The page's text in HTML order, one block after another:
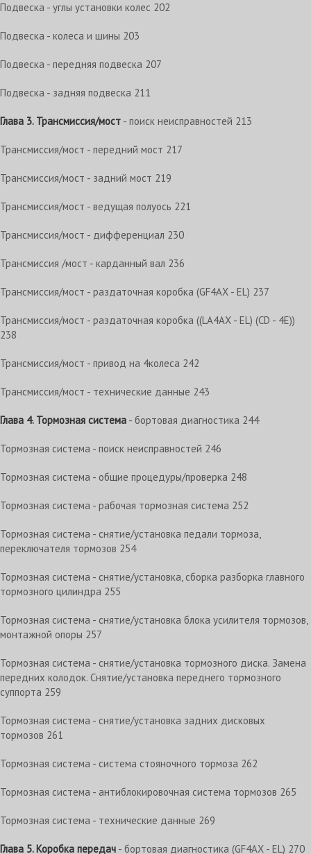
Подвеска - углы установки колес 202
Подвеска - колеса и шины 203
Подвеска - передняя подвеска 207
Подвеска - задняя подвеска 211
Глава 3. Трансмиссия/мост - поиск неисправностей 213
Трансмиссия/мост - передний мост 217
Трансмиссия/мост - задний мост 219
Трансмиссия/мост - ведущая полуось 221
Трансмиссия/мост - дифференциал 230
Трансмиссия /мост - карданный вал 236
Трансмиссия/мост - раздаточная коробка (GF4AX - EL) 237
Трансмиссия/мост - раздаточная коробка ((LA4AX - EL) (CD - 4E))
238
Трансмиссия/мост - привод на 4колеса 242
Трансмиссия/мост - технические данные 243
Глава 4. Тормозная система - бортовая диагностика 244
Тормозная система - поиск неисправностей 246
Тормозная система - общие процедуры/проверка 248
Тормозная система - рабочая тормозная система 252
Тормозная система - снятие/установка педали тормоза,
переключателя тормозов 254
Тормозная система - снятие/установка, сборка разборка главного
тормозного цилиндра 255
Тормозная система - снятие/установка блока усилителя тормозов,
монтажной опоры 257
Тормозная система - снятие/установка тормозного диска. Замена
передних колодок. Снятие/установка переднего тормозного
суппорта 259
Тормозная система - снятие/установка задних дисковых
тормозов 261
Тормозная система - система стояночного тормоза 262
Тормозная система - антиблокировочная система тормозов 265
Тормозная система - технические данные 269
Глава 5. Коробка передач - бортовая диагностика (GF4AX - EL) 270